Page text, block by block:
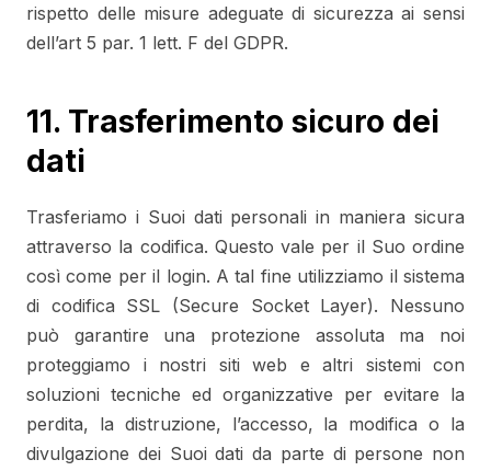
rispetto delle misure adeguate di sicurezza ai sensi
dell’art 5 par. 1 lett. F del GDPR.
11. Trasferimento sicuro dei
dati
Trasferiamo i Suoi dati personali in maniera sicura
attraverso la codifica. Questo vale per il Suo ordine
così come per il login. A tal fine utilizziamo il sistema
di codifica SSL (Secure Socket Layer). Nessuno
può garantire una protezione assoluta ma noi
proteggiamo i nostri siti web e altri sistemi con
soluzioni tecniche ed organizzative per evitare la
perdita, la distruzione, l’accesso, la modifica o la
divulgazione dei Suoi dati da parte di persone non